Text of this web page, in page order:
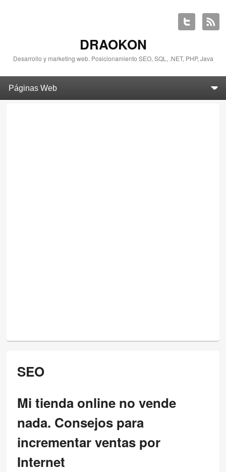
DRAOKON
Desarrollo y marketing web. Posicionamiento SEO, SQL, .NET, PHP, Java
SEO
Mi tienda online no vende
nada. Consejos para
incrementar ventas por
Internet